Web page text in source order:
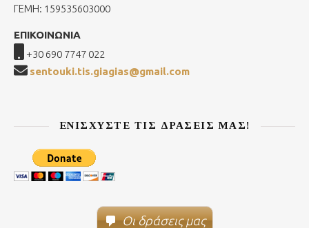
ΓΕΜΗ: 159535603000
ΕΠΙΚΟΙΝΩΝΙΑ
+30 690 7747 022
sentouki.tis.giagias@gmail.com
ΕΝΙΣΧΎΣΤΕ ΤΙΣ ΔΡΆΣΕΙΣ ΜΑΣ!
Οι δράσεις μας